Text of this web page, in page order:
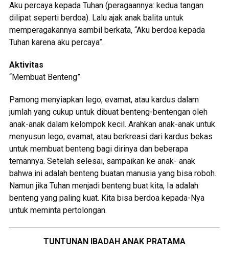
Aku percaya kepada Tuhan (peragaannya: kedua tangan
dilipat seperti berdoa). Lalu ajak anak balita untuk
memperagakannya sambil berkata, “Aku berdoa kepada
Tuhan karena aku percaya”.
Aktivitas
“Membuat Benteng”
Pamong menyiapkan lego, evamat, atau kardus dalam
jumlah yang cukup untuk dibuat benteng-bentengan oleh
anak-anak dalam kelompok kecil. Arahkan anak-anak untuk
menyusun lego, evamat, atau berkreasi dari kardus bekas
untuk membuat benteng bagi dirinya dan beberapa
temannya. Setelah selesai, sampaikan ke anak- anak
bahwa ini adalah benteng buatan manusia yang bisa roboh.
Namun jika Tuhan menjadi benteng buat kita, Ia adalah
benteng yang paling kuat. Kita bisa berdoa kepada-Nya
untuk meminta pertolongan.
TUNTUNAN IBADAH ANAK PRATAMA